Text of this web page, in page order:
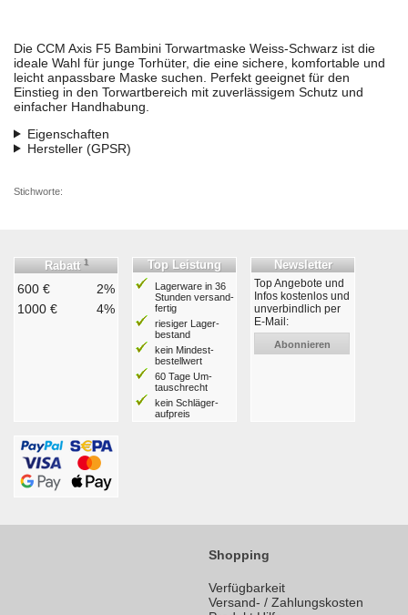
Die CCM Axis F5 Bambini Torwartmaske Weiss-Schwarz ist die
ideale Wahl für junge Torhüter, die eine sichere, komfortable und
leicht anpassbare Maske suchen. Perfekt geeignet für den
Einstieg in den Torwartbereich mit zuverlässigem Schutz und
einfacher Handhabung.
Eigenschaften
Hersteller (GPSR)
Stichworte:
Rabatt 1
600 €
2%
1000 €
4%
Top Leistung
Lagerware in 36
Stunden ver­sand­
fertig
riesiger Lager­
bestand
kein Mindest­
bestell­wert
60 Tage Um­
tausch­recht
kein Schläger­
aufpreis
Newsletter
Top Angebote und
Infos kostenlos und
unverbindlich per
E-Mail:
Abonnieren
Shopping
Verfügbarkeit
Versand- / Zahlungskosten